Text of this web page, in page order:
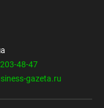
48-47
gazeta.ru